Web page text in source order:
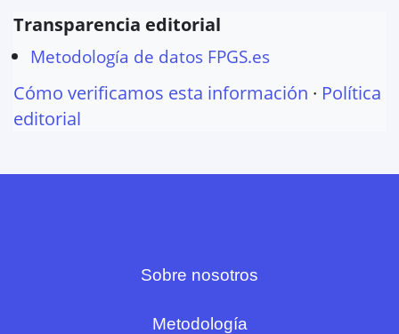
Transparencia editorial
Metodología de datos FPGS.es
Cómo verificamos esta información · Política
editorial
Sobre nosotros
Metodología